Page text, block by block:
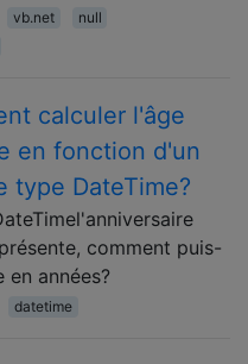
vb.net
null
calculer l'âge
en fonction d'un
type DateTime?
comment puis-
en années?
datetime